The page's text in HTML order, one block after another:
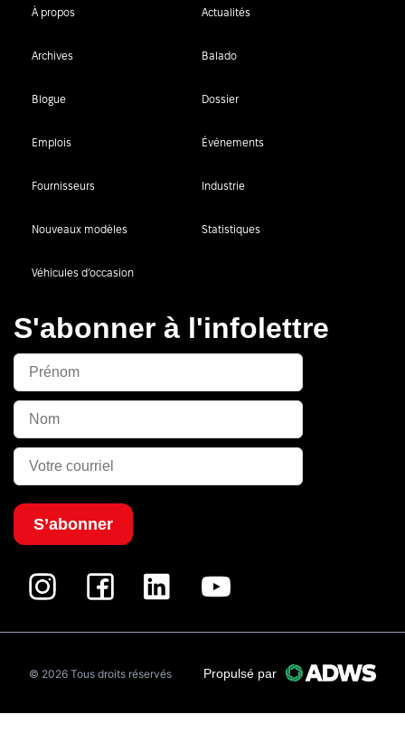
À propos Actualités
Archives Balado
Blogue Dossier
Emplois Événements
Fournisseurs Industrie
Nouveaux modèles Statistiques
Véhicules d’occasion
S'abonner à l'infolettre
S’abonner
© 2026 Tous droits réservés Propulsé par